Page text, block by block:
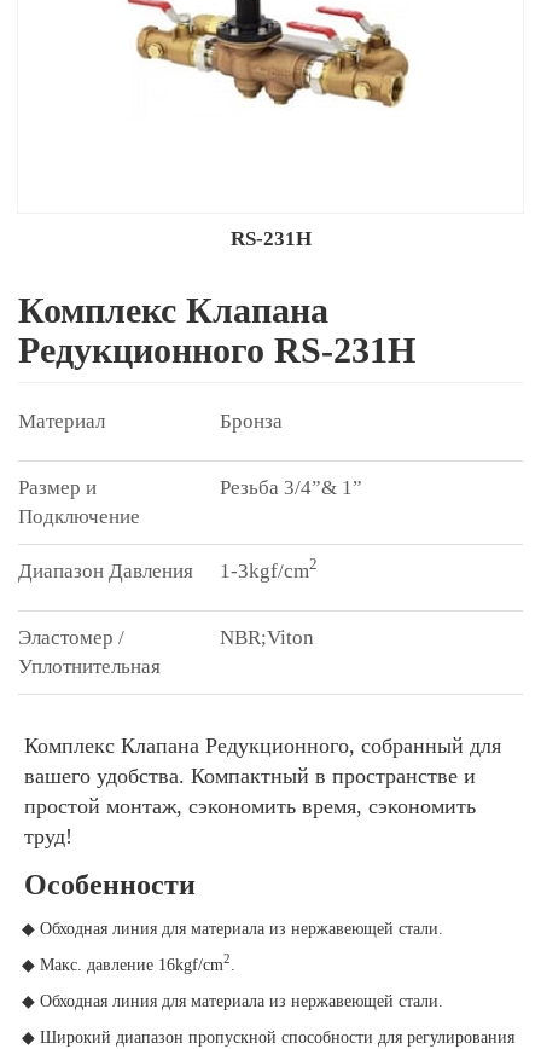
RS-231H
Комплекс Клапана
Редукционного RS-231H
Бронза
Резьба 3/4”& 1”
1-3kgf/cm2
NBR;Viton
Комплекс Клапана Редукционного, собранный для
вашего удобства. Компактный в пространстве и
простой монтаж, сэкономить время, сэкономить
труд!
Особенности
◆ Обходная линия для материала из нержавеющей стали.
◆ Макс. давление 16kgf/cm2
◆ Обходная линия для материала из нержавеющей стали.
◆ Широкий диапазон пропускной способности для регулирования